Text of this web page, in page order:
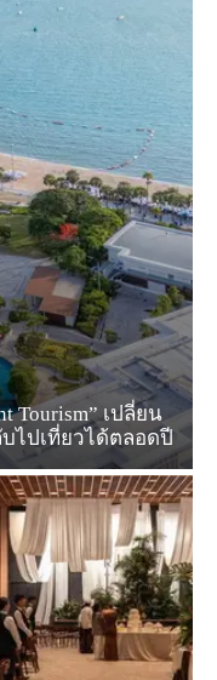
Tourism” เปลี่ยน
บไปเที่ยวได้ตลอดปี